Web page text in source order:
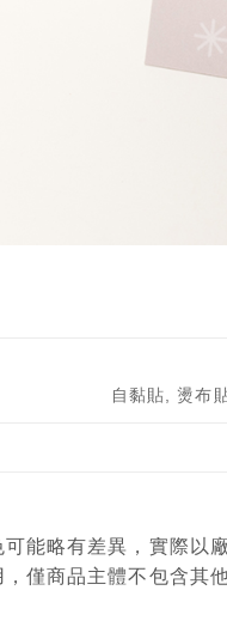
自黏貼, 燙布
能略有差異，實際以
僅商品主體不包含其